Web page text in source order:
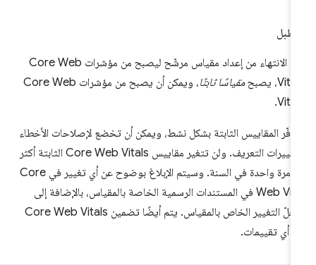
عند الانتهاء من إعداد مقياس مرشّح ليصبح من مؤشرات Core Web
مقياسًا ثابتًا
، ويمكن أن يصبح من مؤشرات Core Web
المقاييس الثابتة بشكل نشط، ويمكن أن تخضع لإصلاحات الأخطاء
وتغييرات التعريف. ولن تتغير مقاييس Core Web Vitals الثابتة أكثر
من مرة واحدة في السنة. وسيتم الإبلاغ بوضوح عن أي تغيير في Core
Web Vital في المستندات الرسمية الخاصة بالمقياس، بالإضافة إلى
سجلّ التغيير الخاص بالمقياس. يتم أيضًا تضمين Core Web Vitals
أي تقييمات.